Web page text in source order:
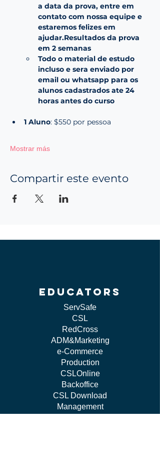
a data da prova, entre em
contato com nossa equipe e
estaremos felizes em
ajudar.Resultados da prova
em 2 semanas
Todo o material de estudo
incluso e sera enviado por
email ou whatsapp para os
alunos cadastrados ate 24
horas antes do curso
1 Aluno: $550 por pessoa
Mostrar más
Compartir este evento
educators
ServSafe
CSL
RedCross
ADM&Marketing
e-Commerce
Production
CSLOnline
Backoffice
CSL Download
Management